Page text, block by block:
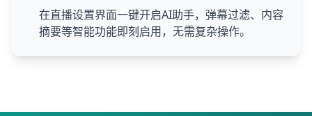
在直播设置界面一键开启AI助手，弹幕过滤、内容
摘要等智能功能即刻启用，无需复杂操作。